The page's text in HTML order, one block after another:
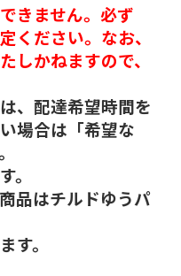
きません。必ず
ください。なお、
しかねますので、
、配達希望時間を
場合は「希望な
。
品はチルドゆうパ
す。